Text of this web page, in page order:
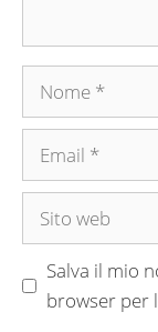
Nome
Email
Sito
Salva il mio
browser per